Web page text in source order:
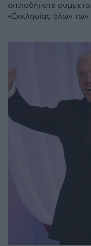
οποιαδήποτε
«Εκκλησίας όλων